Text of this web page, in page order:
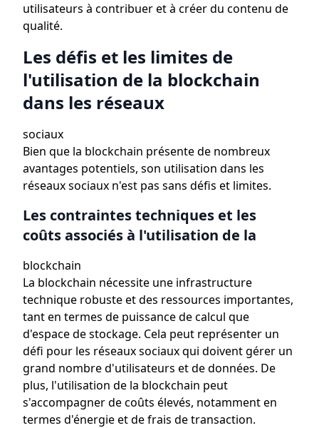
utilisateurs à contribuer et à créer du contenu de
qualité.
Les défis et les limites de
l'utilisation de la blockchain
dans les réseaux
sociaux
Bien que la blockchain présente de nombreux
avantages potentiels, son utilisation dans les
réseaux sociaux n'est pas sans défis et limites.
Les contraintes techniques et les
coûts associés à l'utilisation de la
blockchain
La blockchain nécessite une infrastructure
technique robuste et des ressources importantes,
tant en termes de puissance de calcul que
d'espace de stockage. Cela peut représenter un
défi pour les réseaux sociaux qui doivent gérer un
grand nombre d'utilisateurs et de données. De
plus, l'utilisation de la blockchain peut
s'accompagner de coûts élevés, notamment en
termes d'énergie et de frais de transaction.